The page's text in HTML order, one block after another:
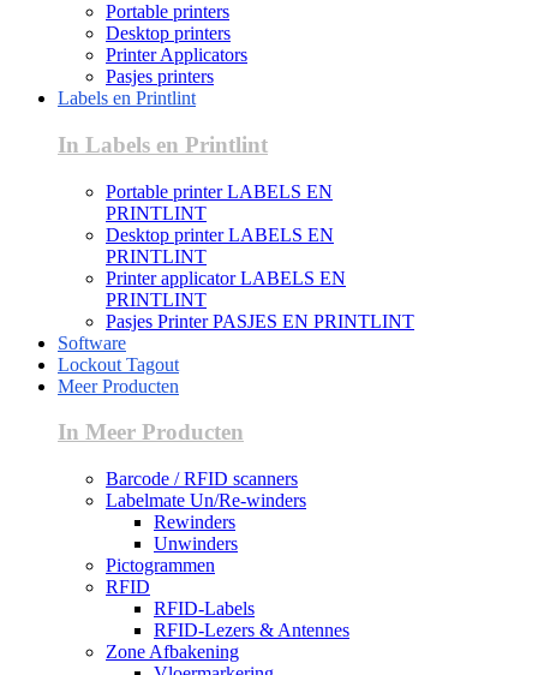
Portable printers
Desktop printers
Printer Applicators
Pasjes printers
Labels en Printlint
In Labels en Printlint
Portable printer LABELS EN
PRINTLINT
Desktop printer LABELS EN
PRINTLINT
Printer applicator LABELS EN
PRINTLINT
Pasjes Printer PASJES EN PRINTLINT
Software
Lockout Tagout
Meer Producten
In Meer Producten
Barcode / RFID scanners
Labelmate Un/Re-winders
Rewinders
Unwinders
Pictogrammen
RFID
RFID-Labels
RFID-Lezers & Antennes
Zone Afbakening